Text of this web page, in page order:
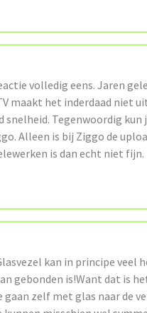
volledig eens. Jaren
maakt het inderdaad niet
snelheid. Tegenwoordig
Alleen is bij Ziggo de
is dan echt niet fijn.
kan in principe veel
gebonden is!Want dat is
gaan zelf met glas naar de